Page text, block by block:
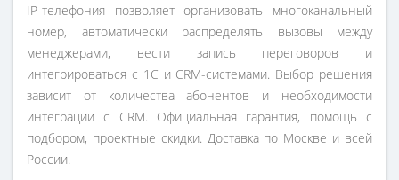
IP-телефония позволяет организовать многоканальный
номер, автоматически распределять вызовы между
менеджерами, вести запись переговоров и
интегрироваться с 1С и CRM-системами. Выбор решения
зависит от количества абонентов и необходимости
интеграции с CRM. Официальная гарантия, помощь с
подбором, проектные скидки. Доставка по Москве и всей
России.